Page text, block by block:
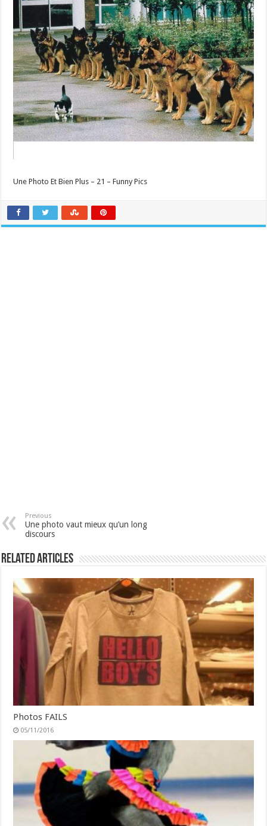
Une Photo Et Bien Plus – 21 – Funny Pics
Previous
Une photo vaut mieux qu’un long
discours
Related Articles
Photos FAILS
05/11/2016